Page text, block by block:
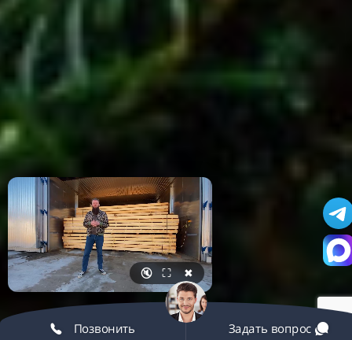
🔇 ⛶ ✖
Позвонить Задать вопрос